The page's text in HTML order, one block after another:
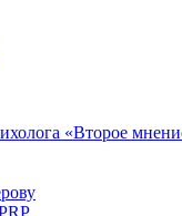
«Второе